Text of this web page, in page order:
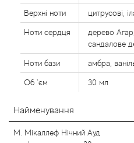
Верхні ноти цитрусові,
Ноти сердця
дерево Агар,
сандалове
Ноти бази амбра,
Об `єм 30 мл
Найменування
М. Мікаллеф Нічний Ауд
Agent Provocateur
Aigner
Aj Arabia (Widian)
Ajmal